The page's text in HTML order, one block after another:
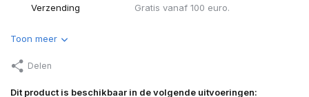
Verzending Gratis vanaf 100 euro.
Toon meer
Delen
Dit product is beschikbaar in de volgende uitvoeringen: